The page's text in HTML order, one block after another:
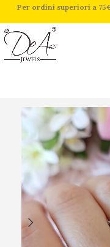
Per ordini superiori a